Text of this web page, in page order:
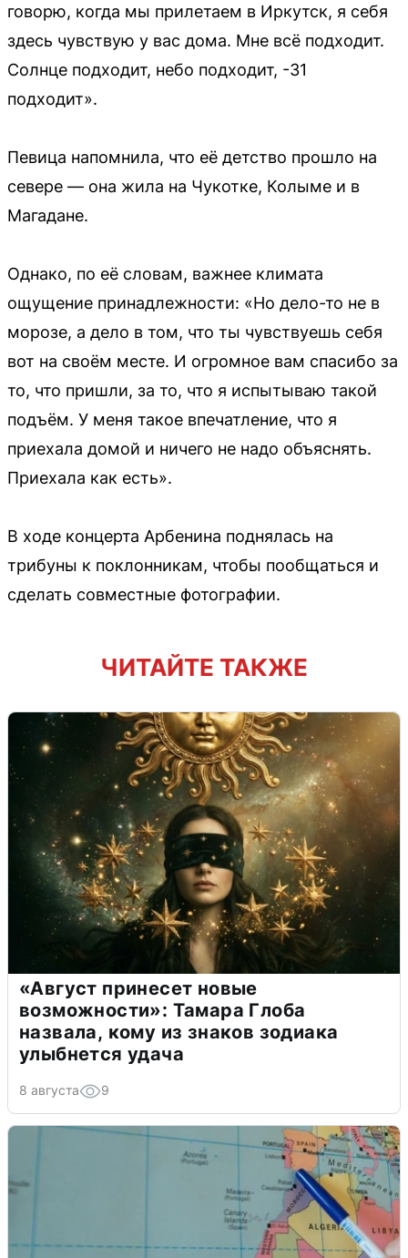
говорю, когда мы прилетаем в Иркутск, я себя
здесь чувствую у вас дома. Мне всё подходит.
Солнце подходит, небо подходит, -31
подходит».
Певица напомнила, что её детство прошло на
севере — она жила на Чукотке, Колыме и в
Магадане.
Однако, по её словам, важнее климата
ощущение принадлежности: «Но дело-то не в
морозе, а дело в том, что ты чувствуешь себя
вот на своём месте. И огромное вам спасибо за
то, что пришли, за то, что я испытываю такой
подъём. У меня такое впечатление, что я
приехала домой и ничего не надо объяснять.
Приехала как есть».
В ходе концерта Арбенина поднялась на
трибуны к поклонникам, чтобы пообщаться и
сделать совместные фотографии.
ЧИТАЙТЕ ТАКЖЕ
«Август принесет новые
возможности»: Тамара Глоба
назвала, кому из знаков зодиака
улыбнется удача
8 августа 9